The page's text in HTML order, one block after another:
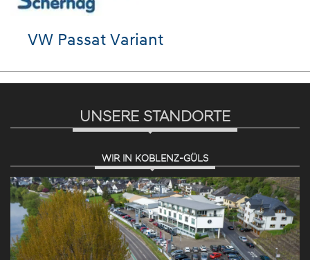
Variant
UNSERE STANDORTE
WIR IN KOBLENZ-GÜLS